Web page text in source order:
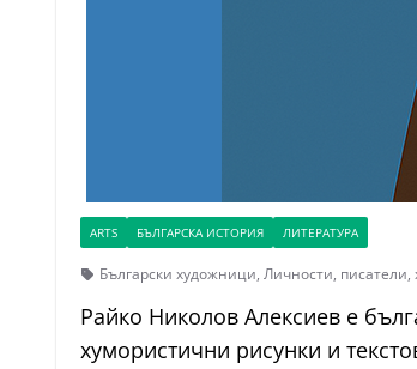
ARTS БЪЛГАРСКА ИСТОРИЯ ЛИТЕРАТУРА
Български художници, Личности, писатели,
Райко Николов Алексиев е
хумористични рисунки и